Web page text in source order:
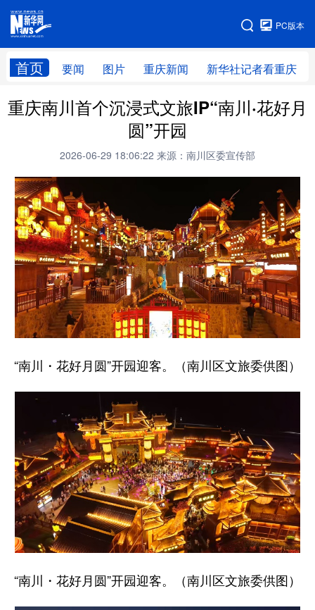
PC版本
首页 要闻 图片 重庆新闻 新华社记者看重庆
网站地图
重庆南川首个沉浸式文旅IP“南川·花好月
圆”开园
2026-06-29 18:06:22 来源：南川区委宣传部
“南川・花好月圆”开园迎客。（南川区文旅委供图）
“南川・花好月圆”开园迎客。（南川区文旅委供图）